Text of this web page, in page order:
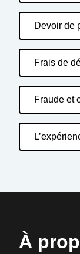
Devoir de
Frais de
Fraude et
À